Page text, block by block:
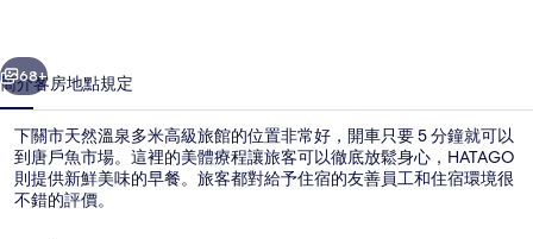
多
米
高
級
個 下一個
68+
簡介客房地點規定
下關市天然溫泉多米高級旅館的位置非常好，開車只要 5 分鐘就可以
到唐戶魚市場。這裡的美體療程讓旅客可以徹底放鬆身心，HATAGO
則提供新鮮美味的早餐。旅客都對給予住宿的友善員工和住宿環境很
不錯的評價。